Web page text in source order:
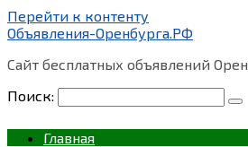
Перейти к контенту
Объявления-Оренбурга.РФ
Сайт бесплатных объявлений
Поиск:
Главная